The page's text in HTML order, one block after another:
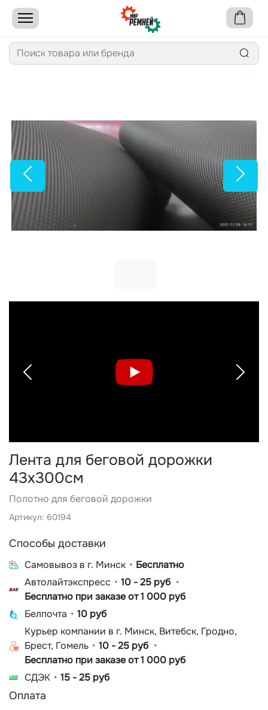
Previous Next
Лента для беговой дорожки
43х300см
Полотно для беговой дорожки
Артикул: 60194
Способы доставки
Cамовывоз в г. Минск
Бесплатно
Автолайтэкспресс
10 - 25 руб
Бесплатно при заказе от 1 000 руб
Белпочта
10 руб
Курьер компании в г. Минск, Витебск, Гродно,
Брест, Гомель
10 - 25 руб
Бесплатно при заказе от 1 000 руб
СДЭК
15 - 25 руб
Оплата